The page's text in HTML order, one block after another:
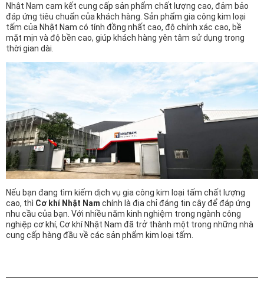
Nhật Nam cam kết cung cấp sản phẩm chất lượng cao, đảm bảo
đáp ứng tiêu chuẩn của khách hàng. Sản phẩm gia công kim loại
tấm của Nhật Nam có tính đồng nhất cao, độ chính xác cao, bề
mặt mịn và độ bền cao, giúp khách hàng yên tâm sử dụng trong
thời gian dài.
Nếu bạn đang tìm kiếm dịch vụ gia công kim loại tấm chất lượng
cao, thì Cơ khí Nhật Nam chính là địa chỉ đáng tin cậy để đáp ứng
nhu cầu của bạn. Với nhiều năm kinh nghiệm trong ngành công
nghiệp cơ khí, Cơ khí Nhật Nam đã trở thành một trong những nhà
cung cấp hàng đầu về các sản phẩm kim loại tấm.